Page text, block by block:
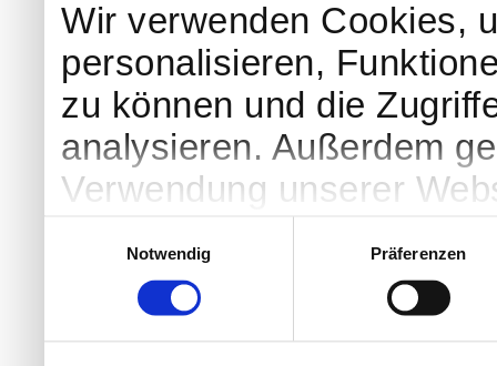
Wir verwenden Cookies,
personalisieren,
zu können und die
analysieren. Außerdem
Verwendung unserer
Partner führen diese
weiteren Daten
Notwendig
Präferenzen